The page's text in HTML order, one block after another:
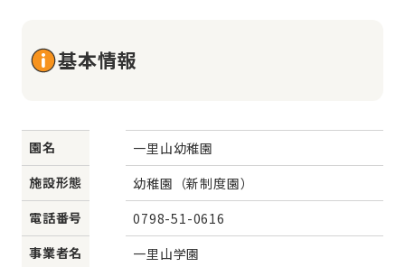
基本情報
園名
一里山幼稚園
施設形態
幼稚園（新制度園）
電話番号
0798-51-0616
事業者名
一里山学園